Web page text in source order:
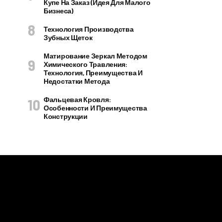
Купе На Заказ (идея Для Малого
Бизнеса)
Технология Производства
Зубных Щеток
Матирование Зеркал Методом
Химического Травления:
Технология, Преимущества И
Недостатки Метода
Фальцевая Кровля:
Особенности И Преимущества
Конструкции